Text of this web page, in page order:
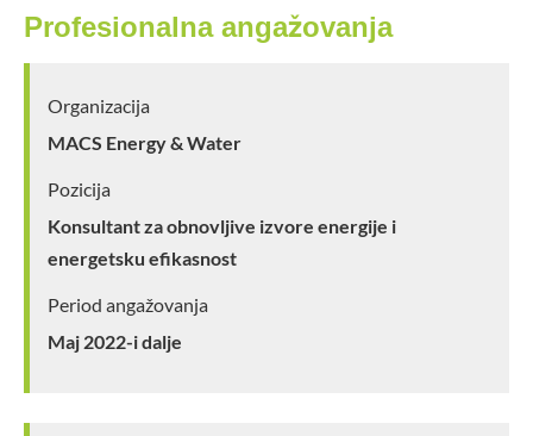
Profesionalna angažovanja
Organizacija
MACS Energy & Water
Pozicija
Konsultant za obnovljive izvore energije i
energetsku efikasnost
Period angažovanja
Maj 2022-i dalje